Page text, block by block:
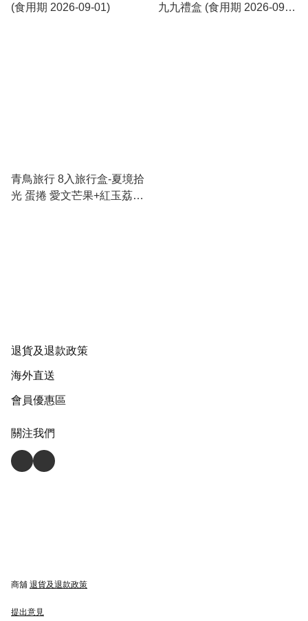
(食用期 2026-09-01)
九九禮盒 (食用期 2026-09-
青鳥旅行 8入旅行盒-夏境拾
光 蛋捲 愛文芒果+紅玉荔枝
退貨及退款政策
海外直送
會員優惠區
關注我們
商舖 退貨及退款政策
提出意見